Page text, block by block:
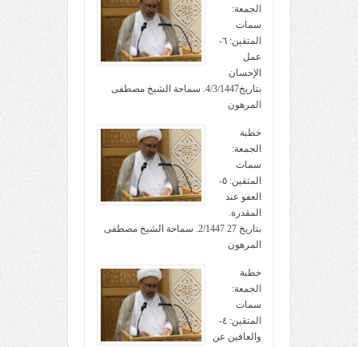
الجمعة:
سمات
المتقين: ٦-
عمل
الإحسان
بتاريخ4/3/1447. سماحة الشيخ مصطفى
المرهون
خطبة
الجمعة:
سمات
المتقين: ٥-
العفو عند
المقدرة.
بتاريخ 27 2/1447. سماحة الشيخ مصطفى
المرهون
خطبة
الجمعة:
سمات
المتقين: ٤-
والعافين عن